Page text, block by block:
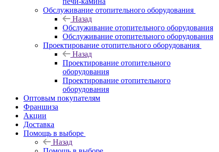
Обслуживание отопительного оборудования
Назад
Обслуживание отопительного оборудования
Обслуживание отопительного оборудования
Проектирование отопительного оборудования
Назад
Проектирование отопительного
оборудования
Проектирование отопительного
оборудования
Оптовым покупателям
Франшиза
Акции
Доставка
Помощь в выборе
Назад